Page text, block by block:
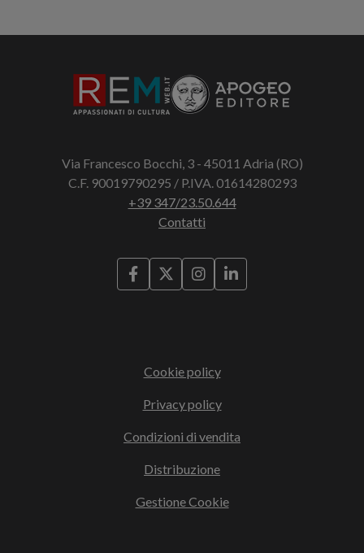
Via Francesco Bocchi, 3 - 45011 Adria (RO)
C.F. 90019790295 / P.IVA. 01614280293
+39 347/23.50.644
Contatti
Cookie policy
Privacy policy
Condizioni di vendita
Distribuzione
Gestione Cookie